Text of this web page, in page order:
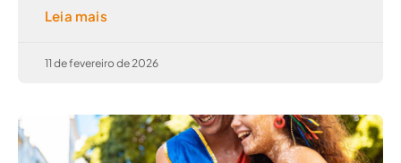
Leia mais
11 de fevereiro de 2026